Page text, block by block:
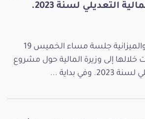
التعديلي لسنة 2023.
عقدت لجنة المالية والميزانية جلسة مساء الخميس 19
استمعت خلالها إلى وزيرة المالية حول مشروع
وفي بداية ...